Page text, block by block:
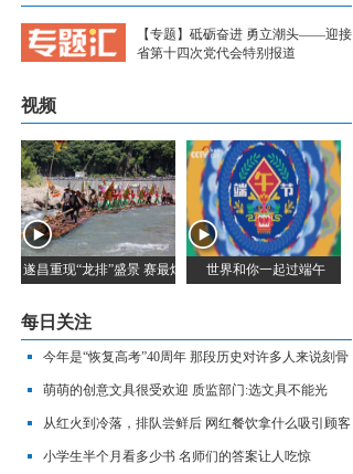
【专题】砥砺奋进 勇立潮头——迎接
省第十四次党代会特别报道
视频
遂昌重现“龙排”盛景 赛最炫端午民俗风世界和你一起过端午
每日关注
今年是“恢复高考”40周年 那段历史对许多人来说刻骨
铭心
萌萌的创意文具很受欢迎 质监部门:选文具不能光
看"颜值"
从红火到冷落，排队尝鲜后 网红餐饮拿什么吸引顾客
小学生半个月看多少书 名师们的答案让人吃惊